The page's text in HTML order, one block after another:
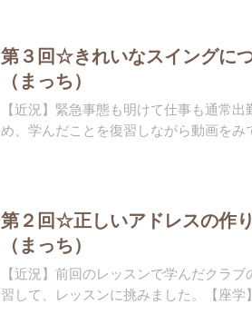
第３回☆きれいなスイングに
（まっち）
【近況】緊急事態も明けて仕事も通常
め、学んだことを復習しながら動画をみ
第２回☆正しいアドレスの作
（まっち）
【近況】前回のレッスンで学んだクラ
習して、レッスンに挑みました。【座学